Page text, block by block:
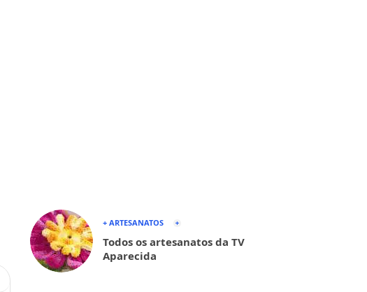
+ ARTESANATOS
Todos os artesanatos da TV
Aparecida